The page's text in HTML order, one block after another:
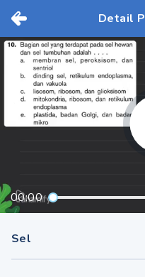
Detail
00:00
Sel